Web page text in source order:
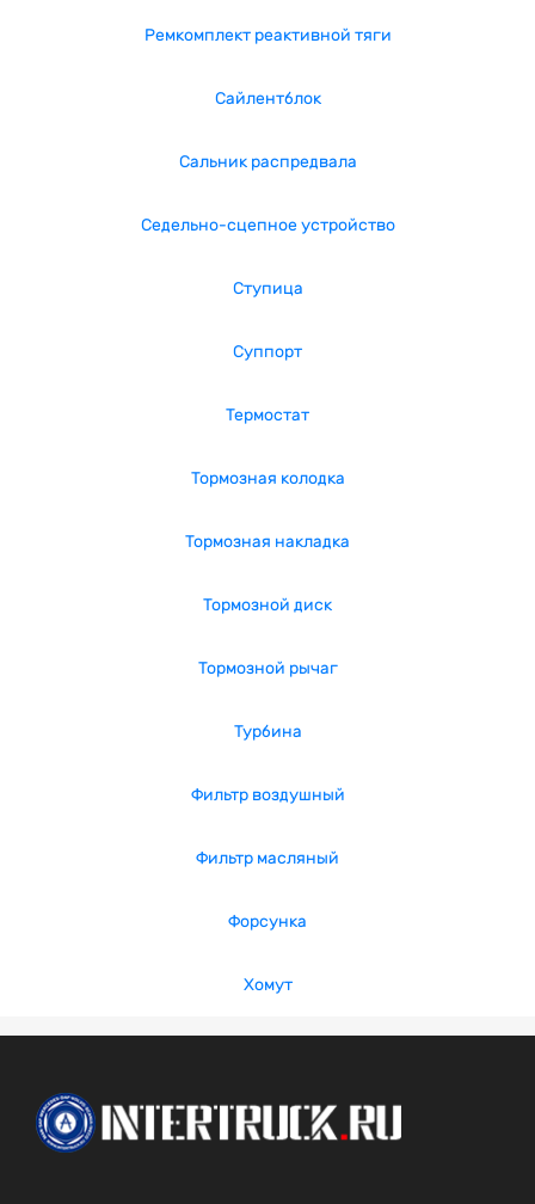
Ремкомплект реактивной тяги
Сайлентблок
Сальник распредвала
Седельно-сцепное устройство
Ступица
Суппорт
Термостат
Тормозная колодка
Тормозная накладка
Тормозной диск
Тормозной рычаг
Турбина
Фильтр воздушный
Фильтр масляный
Форсунка
Хомут